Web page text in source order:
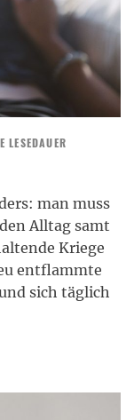
LESEDAUER
man muss
Alltag samt
Kriege
entflammte
sich täglich